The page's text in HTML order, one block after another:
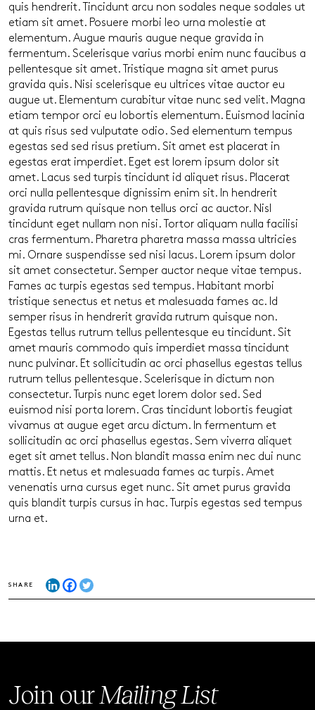
quis hendrerit. Tincidunt arcu non sodales neque sodales ut
etiam sit amet. Posuere morbi leo urna molestie at
elementum. Augue mauris augue neque gravida in
fermentum. Scelerisque varius morbi enim nunc faucibus a
pellentesque sit amet. Tristique magna sit amet purus
gravida quis. Nisi scelerisque eu ultrices vitae auctor eu
augue ut. Elementum curabitur vitae nunc sed velit. Magna
etiam tempor orci eu lobortis elementum. Euismod lacinia
at quis risus sed vulputate odio. Sed elementum tempus
egestas sed sed risus pretium. Sit amet est placerat in
egestas erat imperdiet. Eget est lorem ipsum dolor sit
amet. Lacus sed turpis tincidunt id aliquet risus. Placerat
orci nulla pellentesque dignissim enim sit. In hendrerit
gravida rutrum quisque non tellus orci ac auctor. Nisl
tincidunt eget nullam non nisi. Tortor aliquam nulla facilisi
cras fermentum. Pharetra pharetra massa massa ultricies
mi. Ornare suspendisse sed nisi lacus. Lorem ipsum dolor
sit amet consectetur. Semper auctor neque vitae tempus.
Fames ac turpis egestas sed tempus. Habitant morbi
tristique senectus et netus et malesuada fames ac. Id
semper risus in hendrerit gravida rutrum quisque non.
Egestas tellus rutrum tellus pellentesque eu tincidunt. Sit
amet mauris commodo quis imperdiet massa tincidunt
nunc pulvinar. Et sollicitudin ac orci phasellus egestas tellus
rutrum tellus pellentesque. Scelerisque in dictum non
consectetur. Turpis nunc eget lorem dolor sed. Sed
euismod nisi porta lorem. Cras tincidunt lobortis feugiat
vivamus at augue eget arcu dictum. In fermentum et
sollicitudin ac orci phasellus egestas. Sem viverra aliquet
eget sit amet tellus. Non blandit massa enim nec dui nunc
mattis. Et netus et malesuada fames ac turpis. Amet
venenatis urna cursus eget nunc. Sit amet purus gravida
quis blandit turpis cursus in hac. Turpis egestas sed tempus
urna et.
SHARE
Join ourMailing List